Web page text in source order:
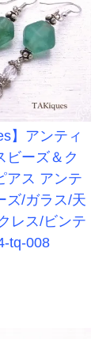
】アンティ
ビーズ＆ク
アス アンテ
ズ/ガラス/天
レス/ビンテ
tq-008